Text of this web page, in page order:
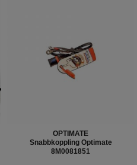
OPTIMATE
Snabbkoppling Optimate
8M0081851